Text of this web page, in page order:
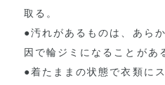
取る。
●汚れがあるものは、あら
因で輪ジミになることがあ
●着たままの状態で衣類に